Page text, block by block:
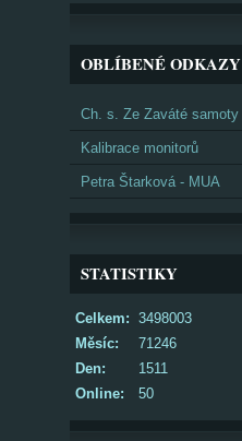
OBLÍBENÉ ODKAZY
Ch. s. Ze Zaváté samoty
Kalibrace monitorů
Petra Štarková - MUA
STATISTIKY
Online: 50
Celkem: 3498003
Měsíc:
71246
Den:
1511